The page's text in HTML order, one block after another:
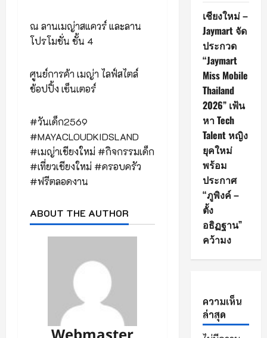
ณ ลานเมญ่าสแควร์ และลาน
โปรโมชั่น ชั้น 4
ศูนย์การค้า เมญ่า ไลฟ์สไตล์
ช้อปปิ้ง เซ็นเตอร์
#วันเด็ก2569
#MAYACLOUDKIDSLAND
#เมญ่าเชียงใหม่ #กิจกรรมเด็ก
#เที่ยวเชียงใหม่ #ครอบครัว
#ฟรีตลอดงาน
ABOUT THE AUTHOR
เชียงใหม่ –
Jaymart จัด
ประกวด
“Jaymart
Miss Mobile
Thailand
2026” เฟ้น
หา Tech
Talent หญิง
ยุคใหม่
พร้อม
ประกาศ
“ภูพิงค์ –
ตั้ง
อธิฏฐาน”
คว้ามง
ความเห็น
ล่าสุด